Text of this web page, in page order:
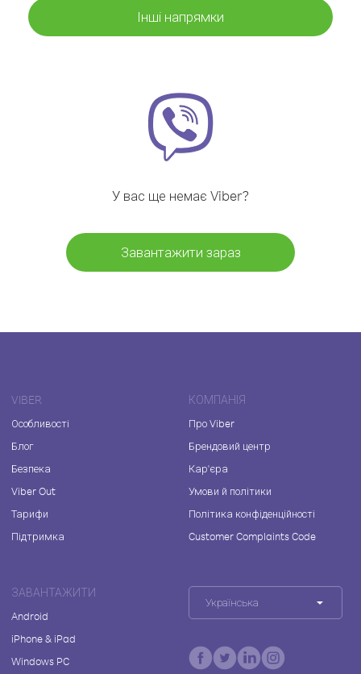
Інші напрямки
У вас ще немає Viber?
Завантажити зараз
VIBER
Особливості
Блог
Безпека
Viber Out
Тарифи
Підтримка
КОМПАНІЯ
Про Viber
Брендовий центр
Кар'єра
Умови й політики
Політика конфіденційності
Customer Complaints Code
ЗАВАНТАЖИТИ
Android
iPhone & iPad
Windows PC
Українська